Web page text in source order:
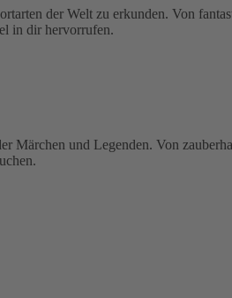
der Welt zu erkunden. Von
in dir hervorrufen.
und Legenden. Von